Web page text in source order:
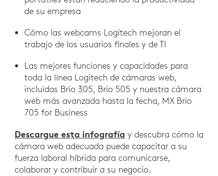
de su empresa
Cómo las webcams Logitech mejoran el
trabajo de los usuarios finales y de TI
Las mejores funciones y capacidades para
toda la línea Logitech de cámaras web,
incluidas Brio 305, Brio 505 y nuestra cámara
web más avanzada hasta la fecha, MX Brio
705 for Business
Descargue esta infografía y descubra cómo la
cámara web adecuada puede capacitar a su
fuerza laboral híbrida para comunicarse,
colaborar y contribuir a su negocio.